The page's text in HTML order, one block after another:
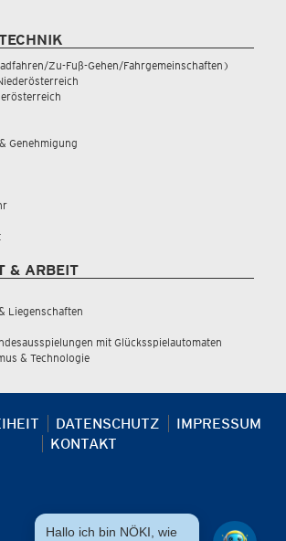
Zu-Fuß-Gehen/Fahrgemeinschaften)
Genehmigung
& ARBEIT
Liegenschaften
mit Glücksspielautomaten
& Technologie
DATENSCHUTZ
IMPRESSUM
KONTAKT
Hallo ich bin NÖKI, wie